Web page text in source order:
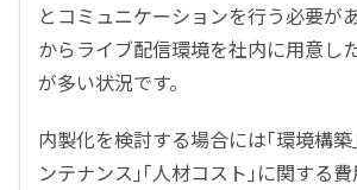
とコミュニケーションを行う必要が
からライブ配信環境を社内に用意し
が多い状況です。
内製化を検討する場合には｢環境構
ンテナンス｣｢人材コスト｣に関する